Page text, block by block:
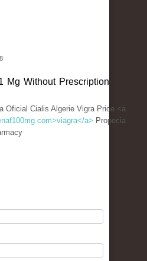
Mg Without Prescription
Oficial Cialis Algerie Vigra Price <a
a> Propecia